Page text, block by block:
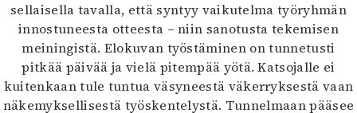
sellaisella tavalla, että syntyy vaikutelma työryhmän
innostuneesta otteesta – niin sanotusta tekemisen
meiningistä. Elokuvan työstäminen on tunnetusti
pitkää päivää ja vielä pitempää yötä. Katsojalle ei
kuitenkaan tule tuntua väsyneestä väkerryksestä vaan
näkemyksellisestä työskentelystä. Tunnelmaan pääsee